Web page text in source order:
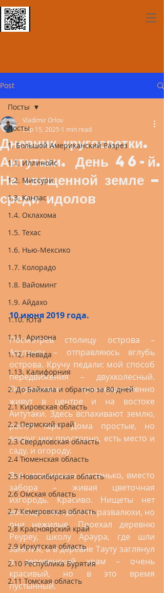
Post
Посты
1. Большой Американский Разрез
1.1. Иллинойс
1.2. Миссури
1.3. Канзас
1.4. Оклахома
1.5. Техас
1.6. Нью-Мексико
1.7. Колорадо
1.8. Вайоминг
1.9. Айдахо
1.10. Юта
1.11. Аризона
1.12. Невада
1.13. Калифорния
2. До Байкала и обратно за 80 дней
2.1 Кировская область
2.2 Пермский край
2.3 Свердловская область
2.4 Тюменская область
2.5 Новосибирская область
2.6 Омская область
2.7 Кемеровская область
2.8 Красноярский край
2.9 Иркутская область
2.10 Республика Бурятия
2.11 Томская область
Посты
Дневник кругосветки.
Аитутаки. День 46-й.
На священной земле –
среди идолов
Vladimir Orlov
Sep 15, 2025 1 min read
10 июня 2019 года.
Посмотрев столицу острова –
Арутангу – отправляюсь вглубь
острова. Кручу педали: мой способ
передвижения – двухколесный.
Островитяне преимущественно
живут в центре и на востоке
Аитутаки. Здесь вспахивают землю,
растят таро. Дома простые, но
вокруг них просторно, есть место и
саду, и огороду.
Всё непременно чистенько, вместо
забора – живая цветочная
изгородь. Красиво. Нищеты нет
вообще. Кое-где есть развалюхи, но
они нежилые. Проехал деревню
Реуреу, школу Араура, где шли
занятия, а в деревне Тауту заглянул
в деревенский храм – очень
красивый, но в это время
пустынный.